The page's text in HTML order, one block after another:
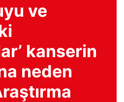
ve
kanserin
neden